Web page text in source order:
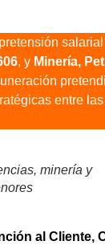
salarial
, y Minería,
entre las
minería y
al Cliente,